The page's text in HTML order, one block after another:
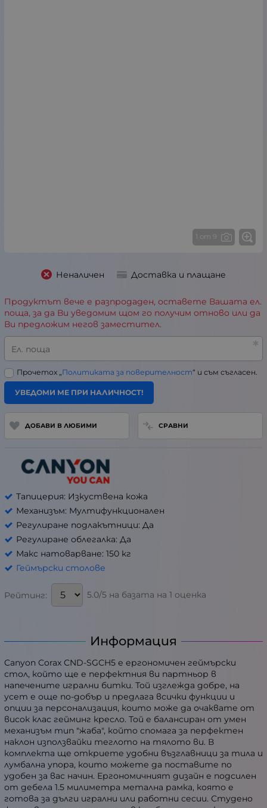
1 от 9
Неналичен Доставка и плащане
Продуктът вече е разпродаден, оставете Вашата ел.
поща, за да Ви уведомим щом го получим отново или да
Ви предложим негов заместител.
Ел. поща
Прочетох „ Политиката за поверителност“ и съм съгласен.
УВЕДОМИ МЕ ПРИ НАЛИЧНОСТ!
ДОБАВИ В ЛЮБИМИ СРАВНИ
Тапицерия: Изкуствена кожа
Механизъм: Мултифункционален
Регулиране подлакътници: Да
Регулиране облегалка: Да
Макс натоварване: 150 кг
Геймърски столове
Рейтинг: 5.0/5 на базата на 1 оценка
Информация
Canyon Corax CND-SGCH5 е ергономичен геймърски
стол, който ще е перфектния ви партньор в
напечените игрални битки. Той изглежда добре, на
усет е още по-добър и предлага всички функции и
опции за персонализация, които може да очаквате от
висок клас гейминг кресло. Той е балансиран от умен
механизъм тип "жаба", който спомага за перфектен
наклон използвайки теглото на тялото ви. В
комплекта ще откриете удобни възглавници за тила и
лумбална упора, които можете да поставите по
удобен за вас начин. Ергономичният дизайн е подсилен
от дебела 1.5 милиметра метална рамка, която е
готова за дълги игрални или работни сесии. Студено